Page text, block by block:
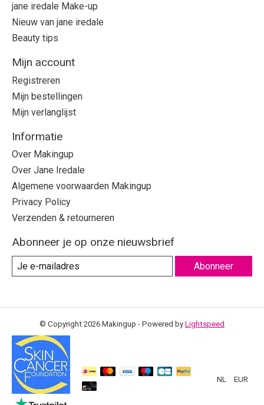
jane iredale Make-up
Nieuw van jane iredale
Beauty tips
Mijn account
Registreren
Mijn bestellingen
Mijn verlanglijst
Informatie
Over Makingup
Over Jane Iredale
Algemene voorwaarden Makingup
Privacy Policy
Verzenden & retourneren
Abonneer je op onze nieuwsbrief
Abonneer
© Copyright 2026 Makingup - Powered by Lightspeed
NL EUR